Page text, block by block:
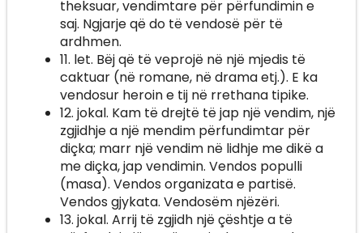
theksuar, vendimtare për përfundimin e
saj. Ngjarje që do të vendosë për të
ardhmen.
11. let. Bëj që të veprojë në një mjedis të
caktuar (në romane, në drama etj.). E ka
vendosur heroin e tij në rrethana tipike.
12. jokal. Kam të drejtë të jap një vendim, një
zgjidhje a një mendim përfundimtar për
diçka; marr një vendim në lidhje me dikë a
me diçka, jap vendimin. Vendos populli
(masa). Vendos organizata e partisë.
Vendos gjykata. Vendosëm njëzëri.
13. jokal. Arrij të zgjidh një çështje a të